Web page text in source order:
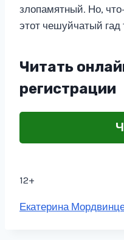
злопамятный. Но,
этот чешуйчатый гад
Читать
регистрации
12+
Метки
Екатерина